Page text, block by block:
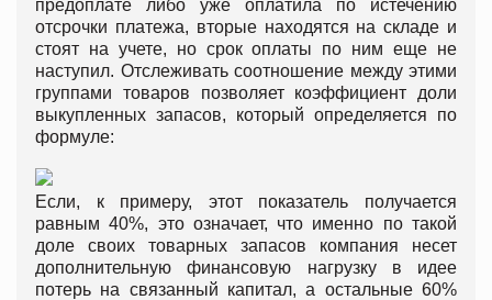
предоплате либо уже оплатила по истечению
отсрочки платежа, вторые находятся на складе и
стоят на учете, но срок оплаты по ним еще не
наступил. Отслеживать соотношение между этими
группами товаров позволяет коэффициент доли
выкупленных запасов, который определяется по
формуле:
Если, к примеру, этот показатель получается
равным 40%, это означает, что именно по такой
доле своих товарных запасов компания несет
дополнительную финансовую нагрузку в идее
потерь на связанный капитал, а остальные 60%